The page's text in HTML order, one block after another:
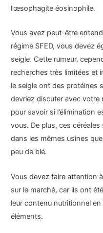
l’œsophagite éosinophile.
Vous avez peut-être
régime SFED, vous devez
seigle. Cette rumeur,
recherches très limitées et
le seigle ont des protéines
devriez discuter avec votre
pour savoir si l’élimination
vous. De plus, ces
dans les mêmes usines
peu de blé.
Vous devez faire attention
sur le marché, car ils ont
leur contenu nutritionnel
éléments.